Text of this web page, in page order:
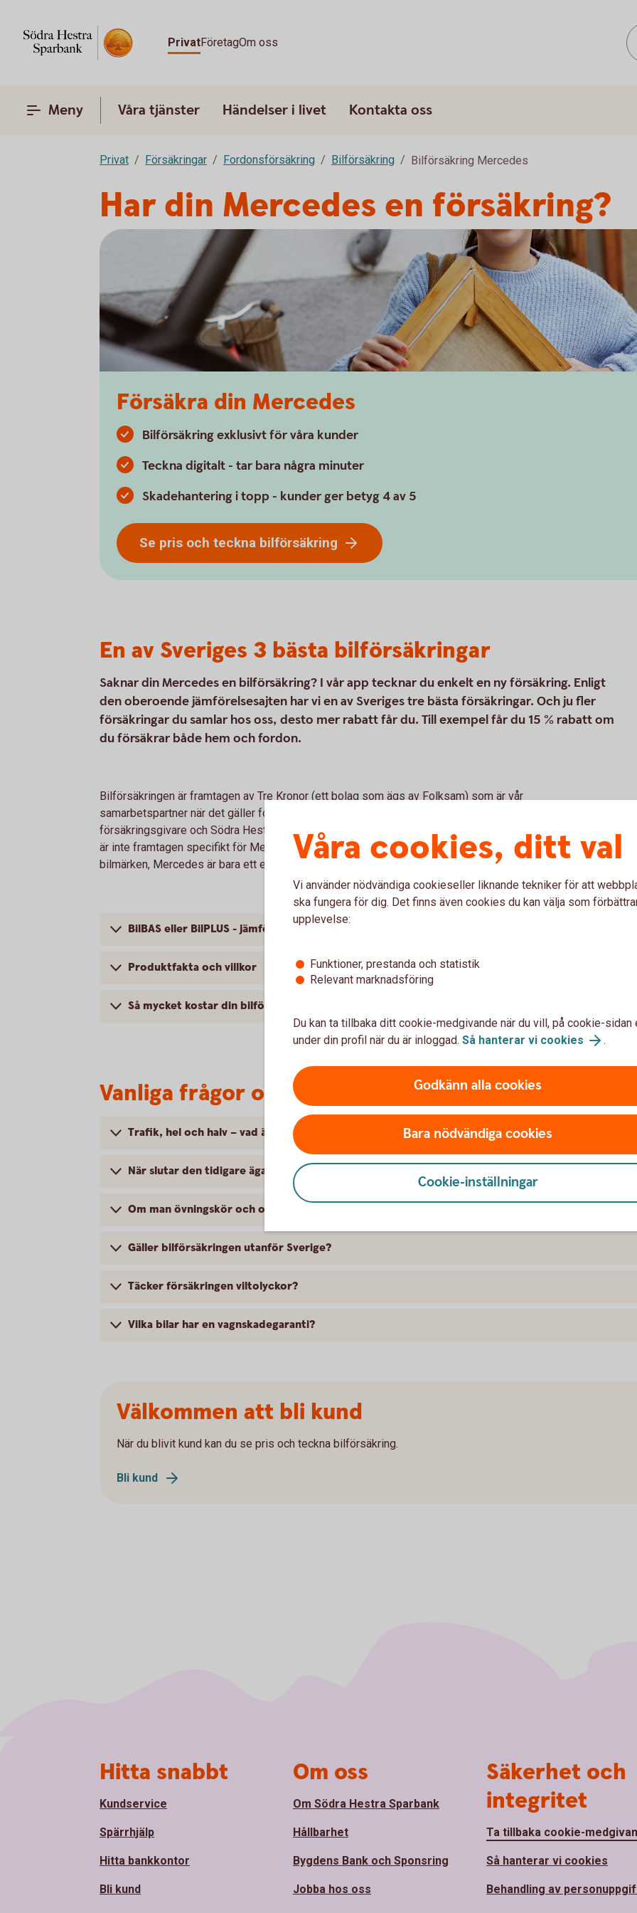
PrivatFöretagOm oss
Meny Våra tjänster Händelser i livet Kontakta oss
Privat Försäkringar Fordonsförsäkring Bilförsäkring Bilförsäkring Mercedes
Har din Mercedes en försäkring?
Försäkra din Mercedes
Bilförsäkring exklusivt för våra kunder
Teckna digitalt - tar bara några minuter
Skadehantering i topp - kunder ger betyg 4 av 5
Se pris och teckna bilförsäkring
En av Sveriges 3 bästa bilförsäkringar
Saknar din Mercedes en bilförsäkring? I vår app tecknar du enkelt en ny försäkring. Enligt
den oberoende jämförelsesajten har vi en av Sveriges tre bästa försäkringar. Och ju fler
försäkringar du samlar hos oss, desto mer rabatt får du. Till exempel får du 15 % rabatt om
du försäkrar både hem och fordon.
Bilförsäkringen är framtagen av Tre Kronor (ett bolag som ägs av Folksam) som är vår
samarbetspartner när det gäller fordonsförsäkringar. Tre Kronor Försäkring AB är
försäkringsgivare och Södra Hestra Sparbank är försäkringsförmedlare. Bilförsäkringen
är inte framtagen specifikt för Mercedes; bilförsäkringen vi erbjuder kan tecknas för alla
bilmärken, Mercedes är bara ett exempel.
BilBAS eller BilPLUS - jämför innehåll
Produktfakta och villkor
Så mycket kostar din bilförsäkring
Vanliga frågor om att försäkra Mercedes
Trafik, hel och halv – vad är det för skillnad på försäkringarna?
När slutar den tidigare ägarens försäkring att gälla?
Om man övningskör och olyckan är framme, täcker bilförsäkringen då?
Gäller bilförsäkringen utanför Sverige?
Täcker försäkringen viltolyckor?
Vilka bilar har en vagnskadegaranti?
Välkommen att bli kund
När du blivit kund kan du se pris och teckna bilförsäkring.
Bli kund
Våra cookies, ditt val
Vi använder nödvändiga cookieseller liknande tekniker för att
ska fungera för dig. Det finns även cookies du kan välja som
upplevelse:
Funktioner, prestanda och statistik
Relevant marknadsföring
Du kan ta tillbaka ditt cookie-medgivande när du vill, på cookie-sidan
under din profil när du är inloggad. Så hanterar vi cookies .
Godkänn alla cookies
Bara nödvändiga cookies
Cookie-inställningar
Hitta snabbt
Kundservice
Spärrhjälp
Hitta bankkontor
Bli kund
Om oss
Om Södra Hestra Sparbank
Hållbarhet
Bygdens Bank och Sponsring
Jobba hos oss
Säkerhet och
integritet
Ta tillbaka cookie-
Så hanterar vi cookies
Behandling av